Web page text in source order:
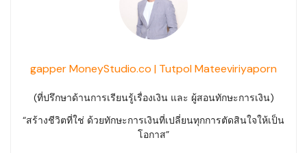
gapper MoneyStudio.co | Tutpol Mateeviriyaporn
(ที่ปรึกษาด้านการเรียนรู้เรื่องเงิน และ ผู้สอนทักษะการเงิน)
“สร้างชีวิตที่ใช่ ด้วยทักษะการเงินที่เปลี่ยนทุกการตัดสินใจให้เป็น
โอกาส”